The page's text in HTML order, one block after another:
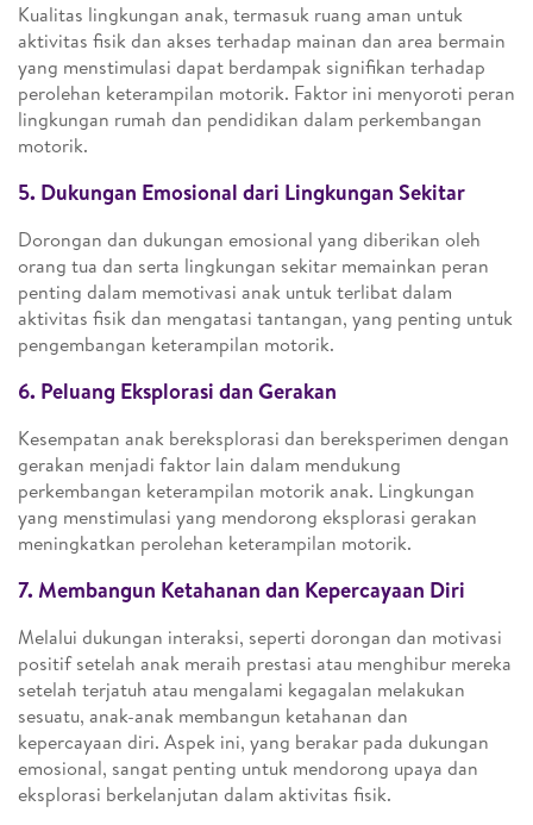
Kualitas lingkungan anak, termasuk ruang aman untuk
aktivitas fisik dan akses terhadap mainan dan area bermain
yang menstimulasi dapat berdampak signifikan terhadap
perolehan keterampilan motorik. Faktor ini menyoroti peran
lingkungan rumah dan pendidikan dalam perkembangan
motorik.
5. Dukungan Emosional dari Lingkungan Sekitar
Dorongan dan dukungan emosional yang diberikan oleh
orang tua dan serta lingkungan sekitar memainkan peran
penting dalam memotivasi anak untuk terlibat dalam
aktivitas fisik dan mengatasi tantangan, yang penting untuk
pengembangan keterampilan motorik.
6. Peluang Eksplorasi dan Gerakan
Kesempatan anak bereksplorasi dan bereksperimen dengan
gerakan menjadi faktor lain dalam mendukung
perkembangan keterampilan motorik anak. Lingkungan
yang menstimulasi yang mendorong eksplorasi gerakan
meningkatkan perolehan keterampilan motorik.
7. Membangun Ketahanan dan Kepercayaan Diri
Melalui dukungan interaksi, seperti dorongan dan motivasi
positif setelah anak meraih prestasi atau menghibur mereka
setelah terjatuh atau mengalami kegagalan melakukan
sesuatu, anak-anak membangun ketahanan dan
kepercayaan diri. Aspek ini, yang berakar pada dukungan
emosional, sangat penting untuk mendorong upaya dan
eksplorasi berkelanjutan dalam aktivitas fisik.